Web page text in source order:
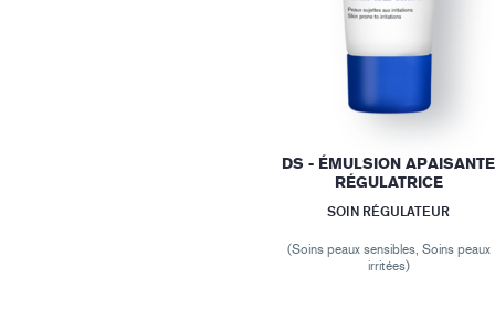
DS - ÉMULSION APAISANTE
RÉGULATRICE
SOIN RÉGULATEUR
(Soins peaux sensibles, Soins peaux
irritées)